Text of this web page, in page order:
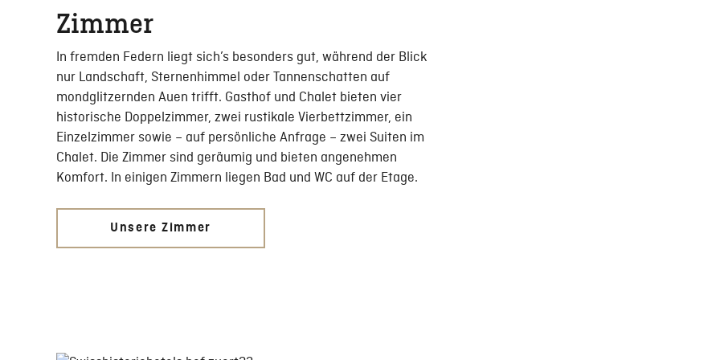
Zimmer
In fremden Federn liegt sich’s besonders gut, während der Blick
nur Landschaft, Sternenhimmel oder Tannenschatten auf
mondglitzernden Auen trifft. Gasthof und Chalet bieten vier
historische Doppelzimmer, zwei rustikale Vierbettzimmer, ein
Einzelzimmer sowie – auf persönliche Anfrage – zwei Suiten im
Chalet. Die Zimmer sind geräumig und bieten angenehmen
Komfort. In einigen Zimmern liegen Bad und WC auf der Etage.
Unsere Zimmer